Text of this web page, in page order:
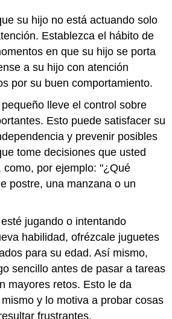
su hijo no está actuando solo
Establezca el hábito de
en que su hijo se porta
a su hijo con atención
por su buen comportamiento.
lleve el control sobre
Esto puede satisfacer su
y prevenir posibles
tome decisiones que usted
como, por ejemplo: "¿Qué
postre, una manzana o un
jugando o intentando
habilidad, ofrézcale juguetes
para su edad. Así mismo,
sencillo antes de pasar a tareas
mayores retos. Esto le da
y lo motiva a probar cosas
frustrantes.